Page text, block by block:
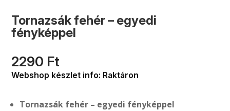
Tornazsák fehér – egyedi
fényképpel
2290 Ft
Webshop készlet info: Raktáron
Tornazsák fehér – egyedi fényképpel